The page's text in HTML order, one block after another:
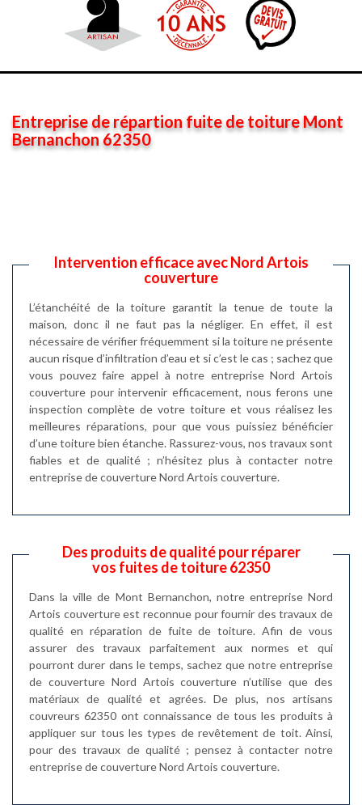
Entreprise de répartion fuite de toiture Mont
Bernanchon 62350
Intervention efficace avec Nord Artois
couverture
L’étanchéité de la toiture garantit la tenue de toute la
maison, donc il ne faut pas la négliger. En effet, il est
nécessaire de vérifier fréquemment si la toiture ne présente
aucun risque d’infiltration d’eau et si c’est le cas ; sachez que
vous pouvez faire appel à notre entreprise Nord Artois
couverture pour intervenir efficacement, nous ferons une
inspection complète de votre toiture et vous réalisez les
meilleures réparations, pour que vous puissiez bénéficier
d’une toiture bien étanche. Rassurez-vous, nos travaux sont
fiables et de qualité ; n’hésitez plus à contacter notre
entreprise de couverture Nord Artois couverture.
Des produits de qualité pour réparer
vos fuites de toiture 62350
Dans la ville de Mont Bernanchon, notre entreprise Nord
Artois couverture est reconnue pour fournir des travaux de
qualité en réparation de fuite de toiture. Afin de vous
assurer des travaux parfaitement aux normes et qui
pourront durer dans le temps, sachez que notre entreprise
de couverture Nord Artois couverture n’utilise que des
matériaux de qualité et agrées. De plus, nos artisans
couvreurs 62350 ont connaissance de tous les produits à
appliquer sur tous les types de revêtement de toit. Ainsi,
pour des travaux de qualité ; pensez à contacter notre
entreprise de couverture Nord Artois couverture.